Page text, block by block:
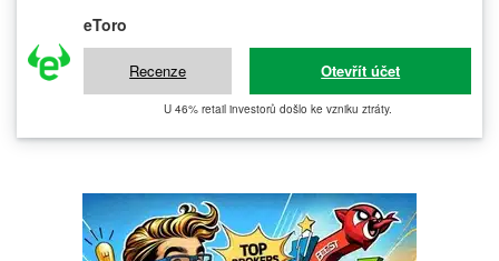
eToro
Recenze Otevřít účet
U 46% retail investorů došlo ke vzniku ztráty.